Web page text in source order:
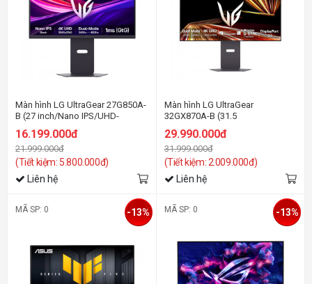
Màn hình LG UltraGear 27G850A-
B (27 inch/Nano IPS/UHD-
240Hz/FHD-4800Hz/1ms)
16.199.000đ
21.999.000đ
(Tiết kiệm: 5.800.000đ)
Liên hệ
Màn hình LG UltraGear
32GX870A-B (31.5
inch/OLED/UHD-240Hz/FHD-
480Hz/0.03ms/USB-C)
29.990.000đ
31.999.000đ
(Tiết kiệm: 2.009.000đ)
Liên hệ
MÃ SP: 0 -13% MÃ SP: 0 -13%